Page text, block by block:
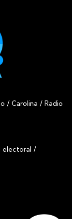
/ Carolina / Radio
electoral /